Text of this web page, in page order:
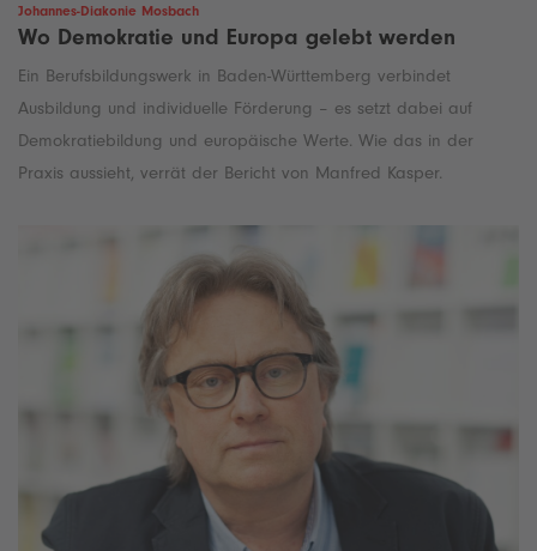
Johannes-Diakonie Mosbach
Wo Demokratie und Europa gelebt werden
Ein Berufsbildungswerk in Baden-Württemberg verbindet
Ausbildung und individuelle Förderung – es setzt dabei auf
Demokratiebildung und europäische Werte. Wie das in der
Praxis aussieht, verrät der Bericht von Manfred Kasper.